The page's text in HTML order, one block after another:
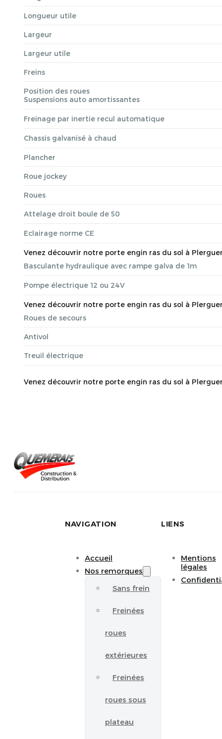
Longueur utile
Largeur
Largeur utile
Freins
Position des roues
Suspensions auto amortissantes
Freinage par inertie recul automatique
Chassis galvanisé à chaud
Plancher
Roue jockey
Roues
Attelage droit boule de 50
Eclairage norme CE
Venez découvrir notre porte engin ras du sol à
Basculante hydraulique avec rampe galva de 1m
Pompe électrique 12 ou 24V
Venez découvrir notre porte engin ras du sol à
Roues de secours
Antivol
Treuil électrique
Venez découvrir notre porte engin ras du sol à
NAVIGATION
Accueil
Nos remorques
Sans frein
Freinées
roues
extérieures
Freinées
roues sous
plateau
LIENS
Mentions
légales